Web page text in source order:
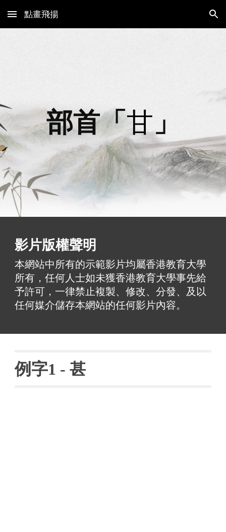
Skip to main content Skip to navigation
點畫飛揚
部首「甘 」
影片版權聲明
本網站中所有的示範影片均屬香港教育大學
所有，任何人士如未獲香港教育大學事先給
予許可，一律禁止複製、修改、分發、及以
任何媒介儲存本網站的任何影片內容。
例字1 - 甚